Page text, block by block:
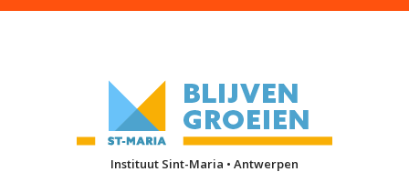
Instituut Sint-Maria • Antwerpen